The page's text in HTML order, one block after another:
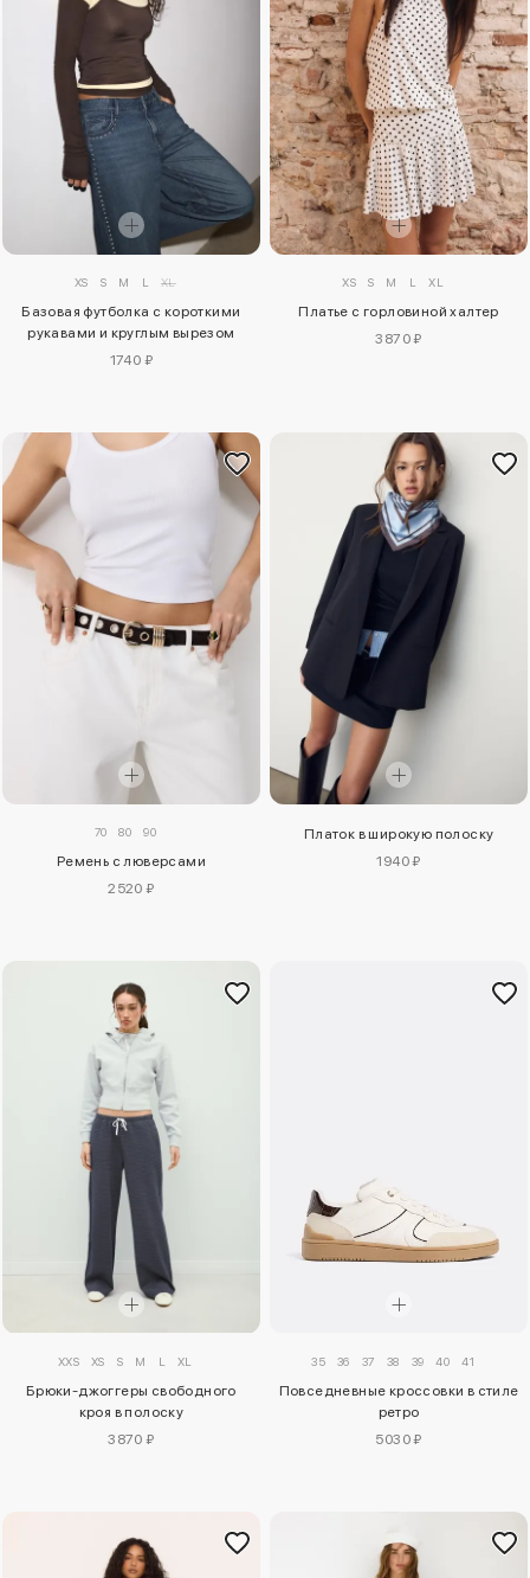
XS S M L XL
Базовая футболка с короткими
рукавами и круглым вырезом
1740 ₽
XS S M L XL
Платье с горловиной халтер
3870 ₽
70 80 90
Ремень с люверсами
2520 ₽
Платок в широкую полоску
1940 ₽
XXS XS S M L XL
Брюки-джоггеры свободного
кроя в полоску
3870 ₽
35 36 37 38 39 40 41
Повседневные кроссовки в стиле
ретро
5030 ₽